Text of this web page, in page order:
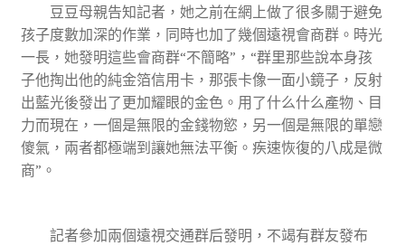
豆豆母親告知記者，她之前在網上做了很多關于避免
孩子度數加深的作業，同時也加了幾個遠視會商群。時光
一長，她發明這些會商群“不簡略”，“群里那些說本身孩
子他掏出他的純金箔信用卡，那張卡像一面小鏡子，反射
出藍光後發出了更加耀眼的金色。用了什么什么產物、目
力而現在，一個是無限的金錢物慾，另一個是無限的單戀
傻氣，兩者都極端到讓她無法平衡。疾速恢復的八成是微
商”。
記者參加兩個遠視交通群后發明，不竭有群友發布